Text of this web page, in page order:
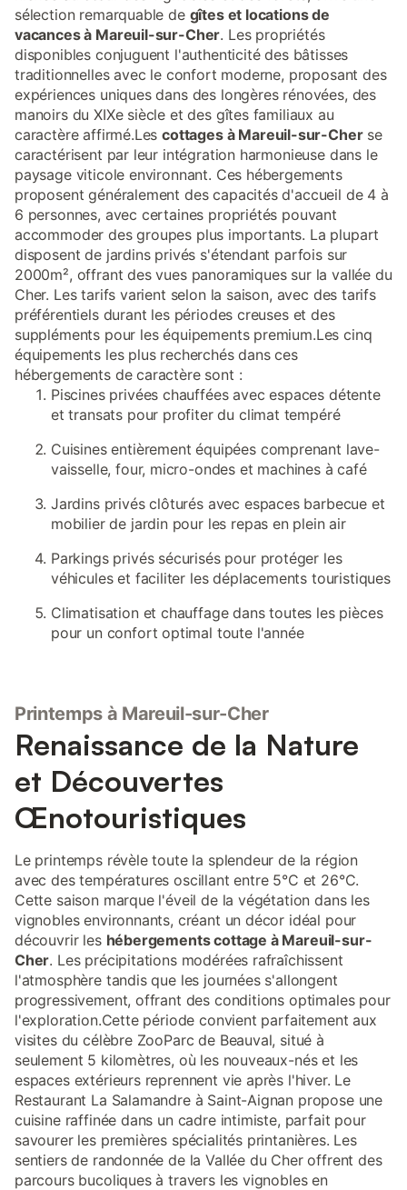
sélection remarquable de gîtes et locations de
vacances à Mareuil-sur-Cher. Les propriétés
disponibles conjuguent l'authenticité des bâtisses
traditionnelles avec le confort moderne, proposant des
expériences uniques dans des longères rénovées, des
manoirs du XIXe siècle et des gîtes familiaux au
caractère affirmé.Lescottages à Mareuil-sur-Cherse
caractérisent par leur intégration harmonieuse dans le
paysage viticole environnant. Ces hébergements
proposent généralement des capacités d'accueil de 4 à
6 personnes, avec certaines propriétés pouvant
accommoder des groupes plus importants. La plupart
disposent de jardins privés s'étendant parfois sur
2000m², offrant des vues panoramiques sur la vallée du
Cher. Les tarifs varient selon la saison, avec des tarifs
préférentiels durant les périodes creuses et des
suppléments pour les équipements premium.Les cinq
équipements les plus recherchés dans ces
hébergements de caractère sont :
Piscines privées chauffées avec espaces détente
et transats pour profiter du climat tempéré
Cuisines entièrement équipées comprenant lave-
vaisselle, four, micro-ondes et machines à café
Jardins privés clôturés avec espaces barbecue et
mobilier de jardin pour les repas en plein air
Parkings privés sécurisés pour protéger les
véhicules et faciliter les déplacements touristiques
Climatisation et chauffage dans toutes les pièces
pour un confort optimal toute l'année
Printemps à Mareuil-sur-Cher
Renaissance de la Nature
et Découvertes
Œnotouristiques
Le printemps révèle toute la splendeur de la région
avec des températures oscillant entre 5°C et 26°C.
Cette saison marque l'éveil de la végétation dans les
vignobles environnants, créant un décor idéal pour
découvrir les hébergements cottage à Mareuil-sur-
Cher. Les précipitations modérées rafraîchissent
l'atmosphère tandis que les journées s'allongent
progressivement, offrant des conditions optimales pour
l'exploration.Cette période convient parfaitement aux
visites du célèbre ZooParc de Beauval, situé à
seulement 5 kilomètres, où les nouveaux-nés et les
espaces extérieurs reprennent vie après l'hiver. Le
Restaurant La Salamandre à Saint-Aignan propose une
cuisine raffinée dans un cadre intimiste, parfait pour
savourer les premières spécialités printanières. Les
sentiers de randonnée de la Vallée du Cher offrent des
parcours bucoliques à travers les vignobles en